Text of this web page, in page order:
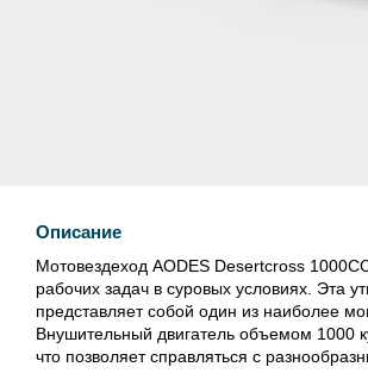
Описание
Мотовездеход AODES Desertcross
рабочих задач в суровых условиях. Эта
представляет собой один из наиболее
Внушительный двигатель объемом 1000
что позволяет справляться с